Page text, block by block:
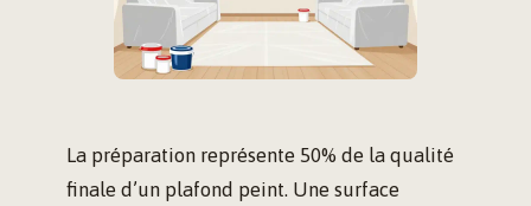
La préparation représente 50% de la qualité
finale d’un plafond peint. Une surface